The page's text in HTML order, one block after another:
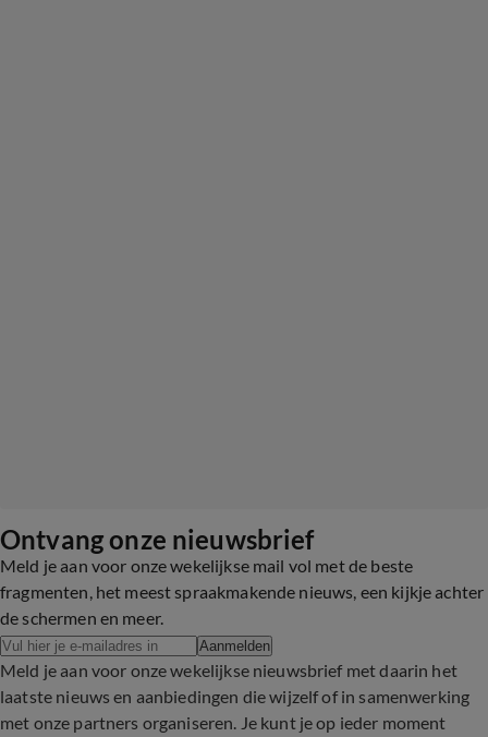
Ontvang onze nieuwsbrief
Meld je aan voor onze wekelijkse mail vol met de beste
fragmenten, het meest spraakmakende nieuws, een kijkje achter
de schermen en meer.
Aanmelden
Meld je aan voor onze wekelijkse nieuwsbrief met daarin het
laatste nieuws en aanbiedingen die wijzelf of in samenwerking
met onze partners organiseren. Je kunt je op ieder moment